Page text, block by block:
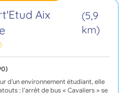
Aix
(5,9
km)
d’un environnement étudiant, elle
: l’arrêt de bus « Cavaliers » se